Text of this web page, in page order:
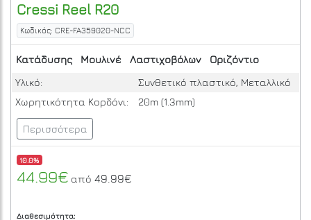
Cressi Reel R20
Κωδικός: CRE-FA359020-NCC
Κατάδυσης Μουλινέ Λαστιχοβόλων
Οριζόντιο
Υλικό:
Συνθετικό πλαστικό, Μεταλλικό
Χωρητικότητα Κορδόνι:
20m (1.3mm)
Περισσότερα
10.0%
44.99€ από 49.99€
Διαθεσιμότητα: